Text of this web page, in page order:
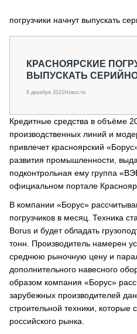
СПЕЦПРОЕКТЫ
О ПРОЕКТЕ
погрузчики начнут выпускать
КРАСНОЯРСКИЕ
ВЫПУСКАТЬ
8 декабря 2021Новости
Кредитные средства в объёме
производственных линий и
привлечет красноярский
развития промышленности,
подконтрольная ему группа
официальном портале
В компании «Борус»
погрузчиков в месяц. Техника
Borus и будет обладать
тонн. Производитель намерен
среднюю рыночную цену и
дополнительного навесного
образом компания «Борус»
зарубежных производителей
строительной техники, которые
российского рынка.